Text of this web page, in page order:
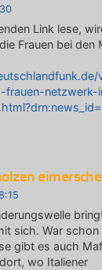
Link lese,
Frauen bei den
frauen-netzwerk-
sich. War
gibt es auch
wo Italiener